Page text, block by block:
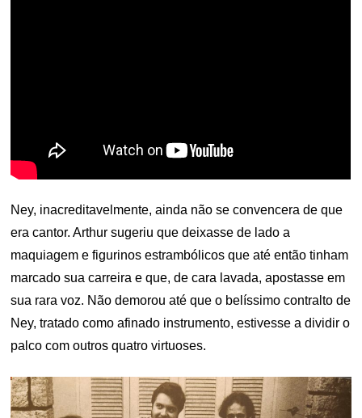
Ney, inacreditavelmente, ainda não se convencera de que
era cantor. Arthur sugeriu que deixasse de lado a
maquiagem e figurinos estrambólicos que até então tinham
marcado sua carreira e que, de cara lavada, apostasse em
sua rara voz. Não demorou até que o belíssimo contralto de
Ney, tratado como afinado instrumento, estivesse a dividir o
palco com outros quatro virtuoses.